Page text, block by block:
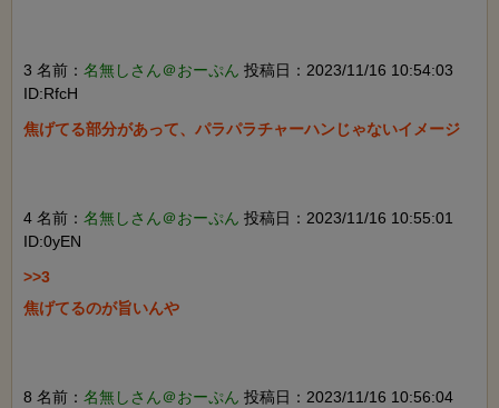
3 名前： 名無しさん＠おーぷん 投稿日：2023/11/16 10:54:03
ID:RfcH
焦げてる部分があって、パラパラチャーハンじゃないイメージ
4 名前： 名無しさん＠おーぷん 投稿日：2023/11/16 10:55:01
ID:0yEN
>>3
焦げてるのが旨いんや
8 名前： 名無しさん＠おーぷん 投稿日：2023/11/16 10:56:04